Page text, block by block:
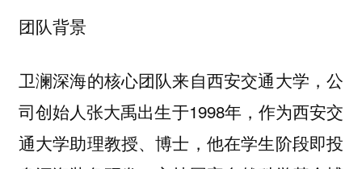
团队背景
卫澜深海的核心团队来自西安交通大学，公
司创始人张大禹出生于1998年，作为西安交
通大学助理教授、博士，他在学生阶段即投